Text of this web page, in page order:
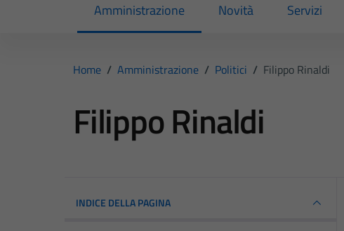
Amministrazione Novità Servizi
Home / Amministrazione / Politici / Filippo Rinaldi
Filippo Rinaldi
INDICE DELLA PAGINA